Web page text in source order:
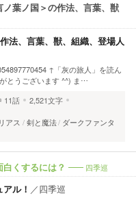
葉ノ国＞の作法、言葉、獣
法、言葉、獣、組織、登場人
↑「灰の旅人」を読ん
とうございます ^^) ま…
11話
2,521文字
アス 剣と魔法 ダークファンタ
くするには？ 四季巡
ル！ ／四季巡